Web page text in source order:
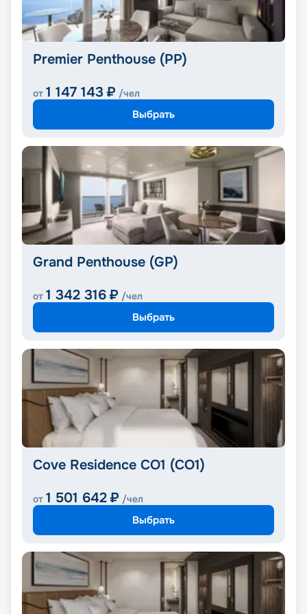
Premier Penthouse (PP)
от 1 147 143 ₽ /чел
Выбрать
Grand Penthouse (GP)
от 1 342 316 ₽ /чел
Выбрать
Cove Residence CO1 (CO1)
от 1 501 642 ₽ /чел
Выбрать